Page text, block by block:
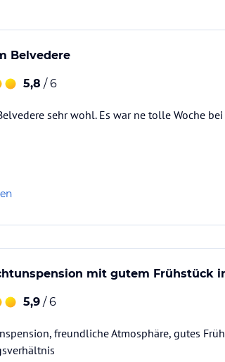
Belvedere
5,8 / 6
sehr wohl. Es war ne tolle Woche
mit gutem Frühstück
5,9 / 6
freundliche Atmosphäre, gutes